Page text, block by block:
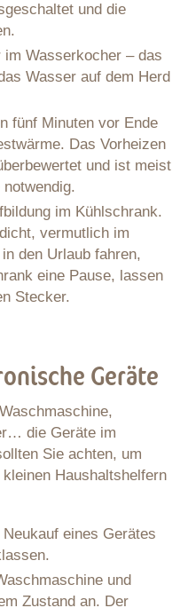
und die
im Wasserkocher – das
Wasser auf dem Herd
fünf Minuten vor Ende
Das Vorheizen
und ist meist
im Kühlschrank.
vermutlich im
den Urlaub fahren,
eine Pause, lassen
Stecker.
Geräte
die Geräte im
Sie achten, um
Haushaltshelfern
eines Gerätes
und
Zustand an. Der